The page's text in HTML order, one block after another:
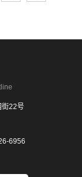
街22号
6956